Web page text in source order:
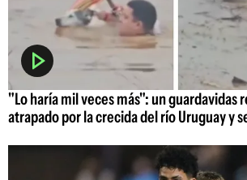
"Lo haría mil veces más": un guardavidas
atrapado por la crecida del río Uruguay y